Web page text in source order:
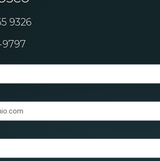
9326
9797